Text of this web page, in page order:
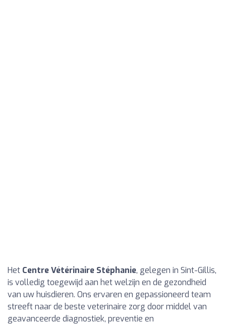
Het Centre Vétérinaire Stéphanie, gelegen in Sint-Gillis,
is volledig toegewijd aan het welzijn en de gezondheid
van uw huisdieren. Ons ervaren en gepassioneerd team
streeft naar de beste veterinaire zorg door middel van
geavanceerde diagnostiek, preventie en